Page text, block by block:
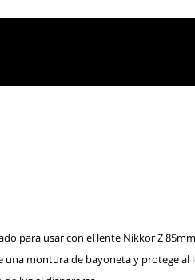
para usar con el lente Nikkor Z
una montura de bayoneta y protege al